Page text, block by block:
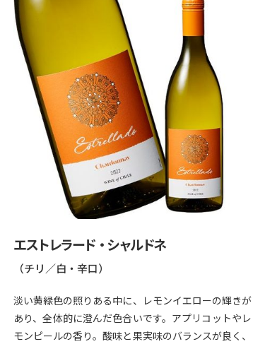
エストレラード・シャルドネ
（チリ／白・辛口）
淡い黄緑色の照りある中に、レモンイエローの輝きが
あり、全体的に澄んだ色合いです。アプリコットやレ
モンピールの香り。酸味と果実味のバランスが良く、